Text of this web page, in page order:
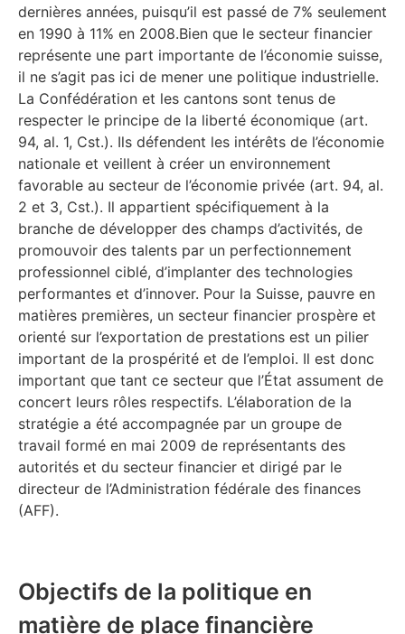
dernières années, puisqu’il est passé de 7% seulement
en 1990 à 11% en 2008.Bien que le secteur financier
représente une part importante de l’économie suisse,
il ne s’agit pas ici de mener une politique industrielle.
La Confédération et les cantons sont tenus de
respecter le principe de la liberté économique (art.
94, al. 1, Cst.). Ils défendent les intérêts de l’économie
nationale et veillent à créer un environnement
favorable au secteur de l’économie privée (art. 94, al.
2 et 3, Cst.). Il appartient spécifiquement à la
branche de développer des champs d’activités, de
promouvoir des talents par un perfectionnement
professionnel ciblé, d’implanter des technologies
performantes et d’innover. Pour la Suisse, pauvre en
matières premières, un secteur financier prospère et
orienté sur l’exportation de prestations est un pilier
important de la prospérité et de l’emploi. Il est donc
important que tant ce secteur que l’État assument de
concert leurs rôles respectifs. L’élaboration de la
stratégie a été accompagnée par un groupe de
travail formé en mai 2009 de représentants des
autorités et du secteur financier et dirigé par le
directeur de l’Administration fédérale des finances
(AFF).
Objectifs de la politique en
matière de place financière